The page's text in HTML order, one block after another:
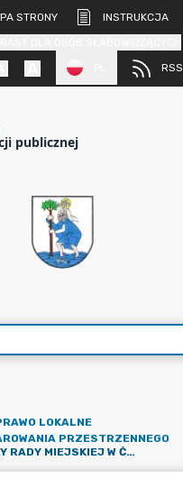
STRONY
INSTRUKCJA
RSS
publicznej
LOKALNE
PRZESTRZENNEGO
PROJEKT UCHWAŁY RADY MIEJSKIEJ W ĆMIELOWIE W SPRAWIE UCHWALENIA ZMIANY NR 2 MIEJSCOWEGO PLANU ZAGOSPODAROWANIA PRZESTRZENNEGO MIASTA ĆMIELOWA WRAZ Z PROGNOZĄ ODDZIAŁYWANIA NA ŚRODOWISKO USTALEŃ PROJEKTU ZMIANY NR 2 MIEJSCOWEGO PLANU ZAGOSPODAROWANIA PRZESTRZENNEGO MIASTA ĆMIELOWA.